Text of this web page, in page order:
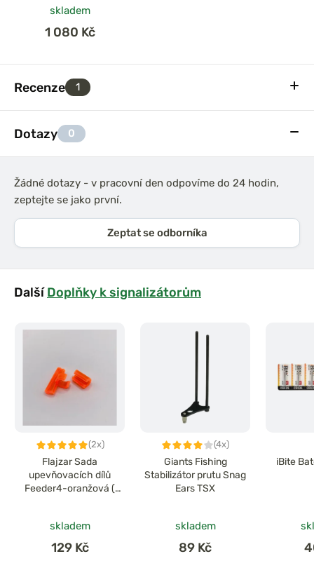
skladem
1 080 Kč
Recenze 1
Dotazy 0
Žádné dotazy - v pracovní den odpovíme do 24 hodin,
zeptejte se jako první.
Zeptat se odborníka
DalšíDoplňky k signalizátorům
(2x)
Flajzar Sada
upevňovacích dílů
Feeder4-oranžová (
skladem
129 Kč
(4x)
Giants Fishing
Stabilizátor prutu Snag
Ears TSX
skladem
89 Kč
iBite